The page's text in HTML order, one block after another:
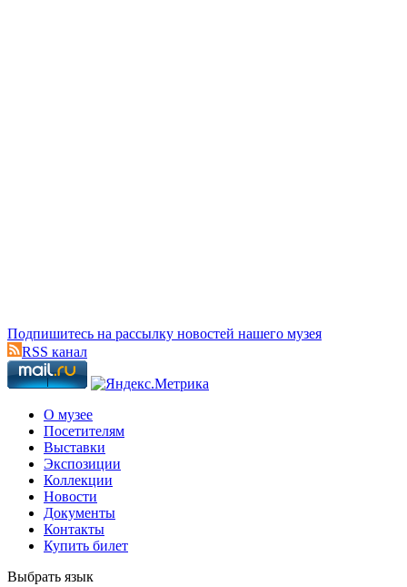
Подпишитесь на рассылку новостей нашего музея
RSS канал
О музее
Посетителям
Выставки
Экспозиции
Коллекции
Новости
Документы
Контакты
Купить билет
Выбрать язык